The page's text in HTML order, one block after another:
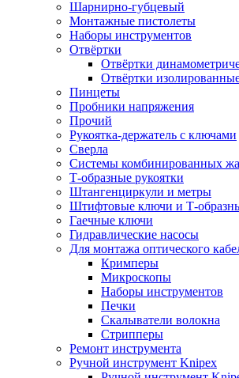
Шарнирно-губцевый
Монтажные пистолеты
Наборы инструментов
Отвёртки
Отвёртки
Отвёртки
Пинцеты
Пробники напряжения
Прочий
Рукоятка-держатель с ключами
Сверла
Системы комбинированных
Т-образные рукоятки
Штангенциркули и метры
Штифтовые ключи и Т-
Гаечные ключи
Гидравлические насосы
Для монтажа оптического
Кримперы
Микроскопы
Наборы инструментов
Печки
Скалыватели волокна
Стрипперы
Ремонт инструмента
Ручной инструмент Knipex